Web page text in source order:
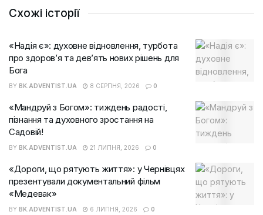
Схожі історії
«Надія є»: духовне відновлення, турбота
про здоров’я та дев’ять нових рішень для
Бога
BY BK.ADVENTIST.UA 8 СЕРПНЯ, 2026 0
«Мандруй з Богом»: тиждень радості,
пізнання та духовного зростання на
Садовій!
BY BK.ADVENTIST.UA 21 ЛИПНЯ, 2026 0
«Дороги, що рятують життя»: у Чернівцях
презентували документальний фільм
«Медевак»
BY BK.ADVENTIST.UA 6 ЛИПНЯ, 2026 0